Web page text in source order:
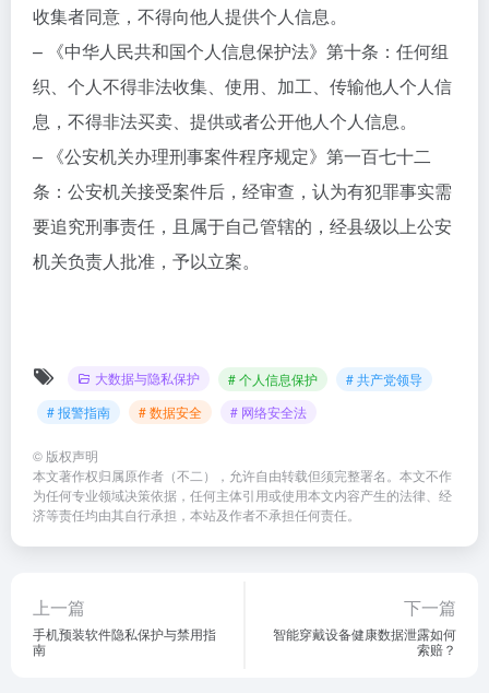
收集者同意，不得向他人提供个人信息。
– 《中华人民共和国个人信息保护法》第十条：任何组
织、个人不得非法收集、使用、加工、传输他人个人信
息，不得非法买卖、提供或者公开他人个人信息。
– 《公安机关办理刑事案件程序规定》第一百七十二
条：公安机关接受案件后，经审查，认为有犯罪事实需
要追究刑事责任，且属于自己管辖的，经县级以上公安
机关负责人批准，予以立案。
大数据与隐私保护 # 个人信息保护
# 共产党领导
# 报警指南
# 数据安全 # 网络安全法
© 版权声明
本文著作权归属原作者（不二），允许自由转载但须完整署名。本文不作
为任何专业领域决策依据，任何主体引用或使用本文内容产生的法律、经
济等责任均由其自行承担，本站及作者不承担任何责任。
上一篇
手机预装软件隐私保护与禁用指
南
下一篇
智能穿戴设备健康数据泄露如何
索赔？